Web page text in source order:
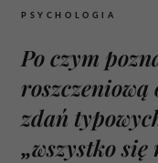
PSYCHOLOGIA
Po czym
roszczeniową
zdań
„wszystko się